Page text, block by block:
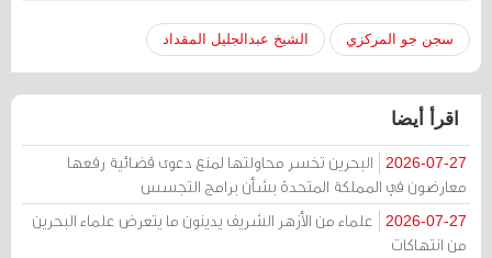
سجن جو المركزي الشيخ عبدالجليل المقداد
اقرأ أيضا
2026-07-27
البحرين تخسر محاولتها لمنع دعوى قضائية رفعها
معارضون في المملكة المتحدة بشأن برامج التجسس
2026-07-27
علماء من الأزهر الشريف يدينون ما يتعرض علماء البحرين
من انتهاكات